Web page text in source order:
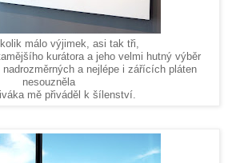
málo výjimek, asi tak tři,
kurátora a jeho velmi hutný výběr
a nejlépe i zářících pláten
nesouzněla
mě přiváděl k šílenství.